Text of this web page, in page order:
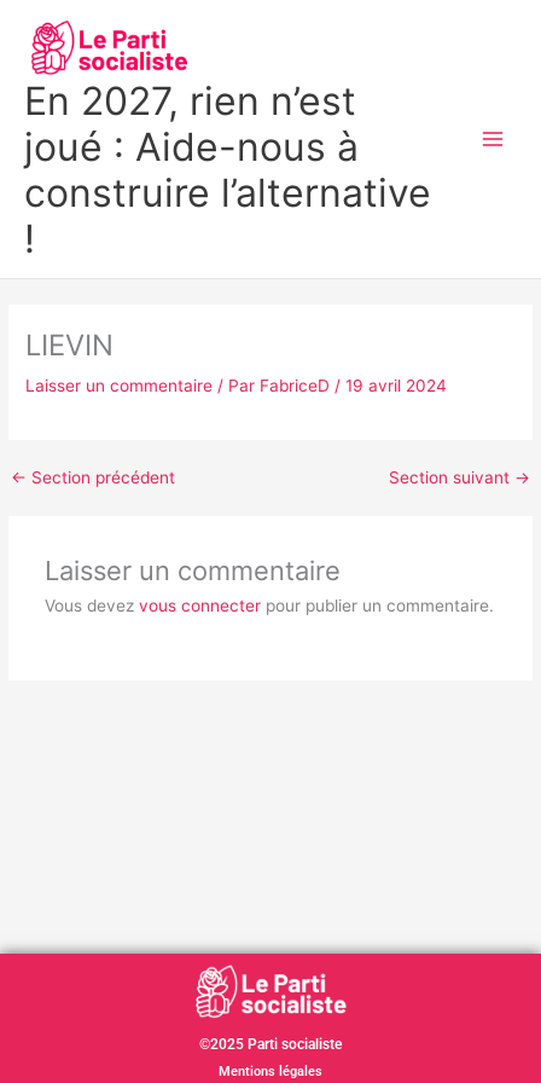
contenu
En 2027, rien n’est
joué : Aide-nous à
construire l’alternative
!
LIEVIN
Laisser un commentaire / Par FabriceD/19 avril 2024
← Section précédent Section suivant →
Laisser un commentaire
Vous devez vous connecterpour publier un commentaire.
©2025 Parti socialiste
Mentions légales